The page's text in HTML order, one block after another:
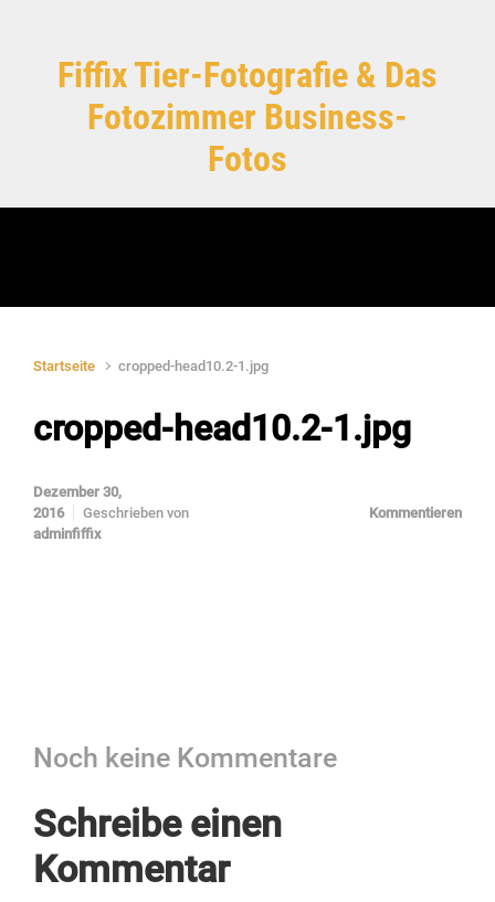
Fiffix Tier-Fotografie & Das
Fotozimmer Business-
Fotos
Startseite cropped-head10.2-1.jpg
cropped-head10.2-1.jpg
Dezember 30,
2016
Geschrieben von
adminfiffix
Kommentieren
Noch keine Kommentare
Schreibe einen
Kommentar